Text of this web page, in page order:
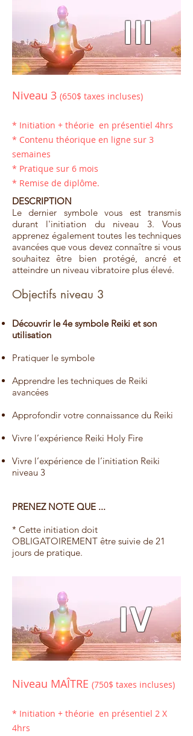
III
Niveau 3 (650$ taxes incluses)
* Initiation + théorie en présentiel 4hrs
* Contenu théorique en ligne sur 3
semaines
* Pratique sur 6 mois
* Remise de diplôme.
DESCRIPTION
Le dernier symbole vous est transmis
durant l'initiation du niveau 3. Vous
apprenez également toutes les techniques
avancées que vous devez connaître si vous
souhaitez être bien protégé, ancré et
atteindre un niveau vibratoire plus élevé.
Objectifs niveau 3
Découvrir le 4e symbole Reiki et son
utilisation
Pratiquer le symbole
Apprendre les techniques de Reiki
avancées
Approfondir votre connaissance du Reiki
Vivre l’expérience Reiki Holy Fire
Vivre l’expérience de l’initiation Reiki
niveau 3
PRENEZ NOTE QUE ...
* Cette initiation doit
OBLIGATOIREMENT être suivie de 21
jours de pratique.
IV
Niveau MAÎTRE (750$ taxes incluses)
* Initiation + théorie en présentiel 2 X
4hrs